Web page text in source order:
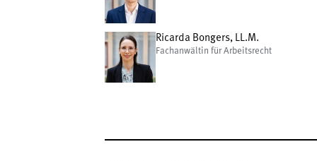
Ricarda Bongers, LL.M.
Fachanwältin für Arbeitsrecht